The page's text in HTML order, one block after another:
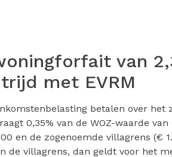
van
met EVRM
betalen over het
0,35% van de WOZ-waarde van
en de zogenoemde villagrens (€
de villagrens, dan geldt voor het